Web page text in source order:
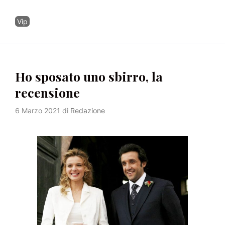
Categorie
Vip
Ho sposato uno sbirro, la
recensione
6 Marzo 2021 di Redazione